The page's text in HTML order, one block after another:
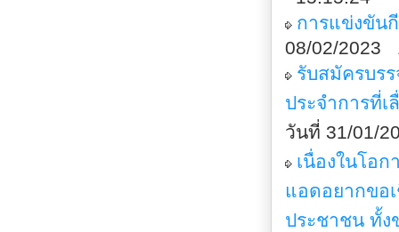
การแข่งขัน
08/02/2023
รับสมัครบร
ประจำการที่
วันที่ 31/01/
เนื่องในโอ
แอดอยากขอ
ประชาชน ทั้ง